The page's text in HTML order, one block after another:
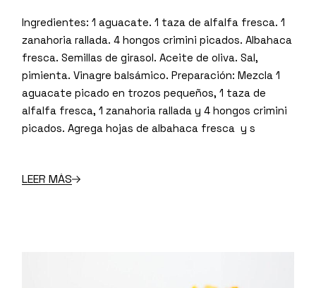
Ingredientes: 1 aguacate. 1 taza de alfalfa fresca. 1
zanahoria rallada. 4 hongos crimini picados. Albahaca
fresca. Semillas de girasol. Aceite de oliva. Sal,
pimienta. Vinagre balsámico. Preparación: Mezcla 1
aguacate picado en trozos pequeños, 1 taza de
alfalfa fresca, 1 zanahoria rallada y 4 hongos crimini
picados. Agrega hojas de albahaca fresca y s
LEER MÁS